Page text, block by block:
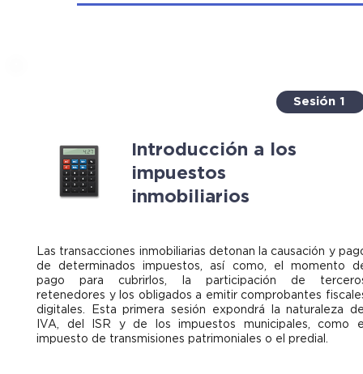
Sesión 1
Introducción a los
impuestos
inmobiliarios
Las transacciones inmobiliarias detonan la causación y
de determinados impuestos, así como, el momento
pago para cubrirlos, la participación de
retenedores y los obligados a emitir comprobantes
digitales. Esta primera sesión expondrá la naturaleza
IVA, del ISR y de los impuestos municipales, como
impuesto de transmisiones patrimoniales o el predial.